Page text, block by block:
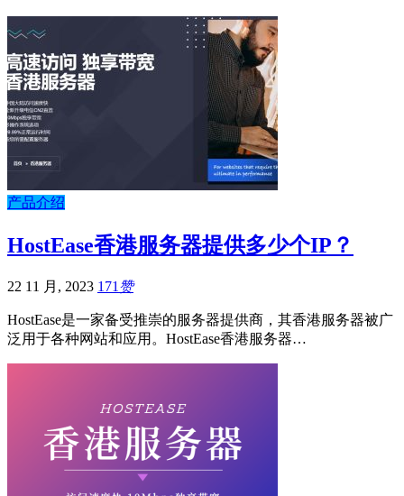
产品介绍
HostEase香港服务器提供多少个IP？
22 11 月, 2023 171 赞
HostEase是一家备受推崇的服务器提供商，其香港服务器被广
泛用于各种网站和应用。HostEase香港服务器…